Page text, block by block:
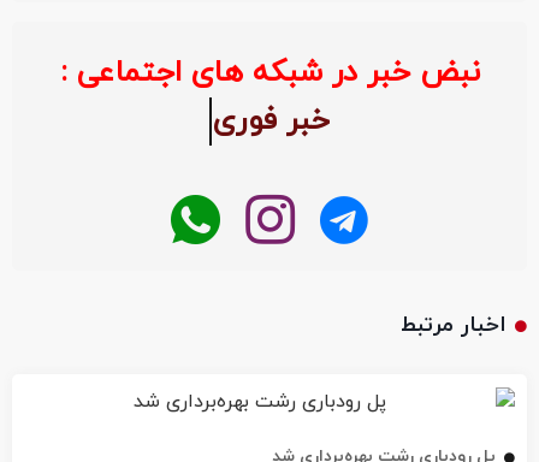
نبض خبر در شبکه های اجتماعی : خبر
پل رودباری رشت بهره‌برداری شد